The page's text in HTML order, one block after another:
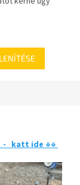
le - katt ide ⇓⇓